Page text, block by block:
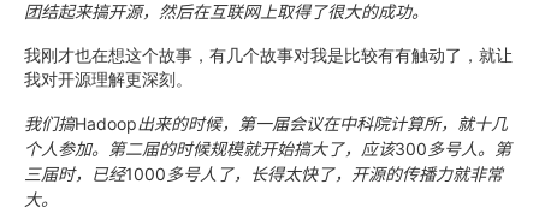
团结起来搞开源，然后在互联网上取得了很大的成功。
我刚才也在想这个故事，有几个故事对我是比较有有触动了，就让
我对开源理解更深刻。
我们搞Hadoop出来的时候，第一届会议在中科院计算所，就十几
个人参加。第二届的时候规模就开始搞大了，应该300多号人。第
三届时，已经1000多号人了，长得太快了，开源的传播力就非常
大。